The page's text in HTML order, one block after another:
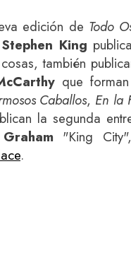
edición de Todo
Stephen King
también
que
Caballos, En la
la segunda
"King
.